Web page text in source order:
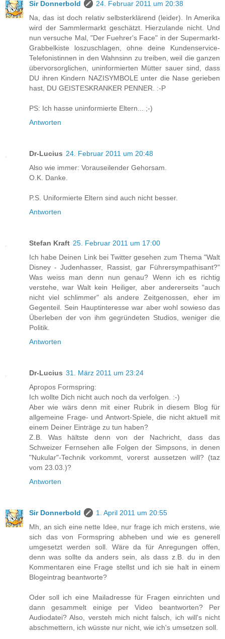
Sir Donnerbold
24. Februar 2011 um 20:38
Na, das ist doch relativ selbsterklärend (leider). In Amerika
wird der Sammlermarkt geschätzt. Hierzulande nicht. Und
nun versuche Mal, "Der Fuehrer's Face" in der Supermarkt-
Grabbelkiste loszuschlagen, ohne deine Kundenservice-
Telefonistinnen in den Wahnsinn zu treiben, weil die ganzen
übervorsorglichen, uninformierten Mütter sauer sind, dass
DU ihren Kindern NAZISYMBOLE unter die Nase gerieben
hast, DU GEISTESKRANKER PENNER. :-P
PS: Ich hasse uninformierte Eltern... ;-)
Antworten
Dr-Lucius 24. Februar 2011 um 20:48
Also wie immer: Vorauseilender Gehorsam.
O.K. Danke.
P.S. Uniformierte Eltern sind auch nicht besser.
Antworten
Stefan Kraft 25. Februar 2011 um 17:00
Ich habe Deinen Link bei Twitter gesehen zum Thema "Walt
Disney - Judenhasser, Rassist, gar Führersympathisant?"
Was weiss man denn nun genau? Wenn ich es richtig
verstehe, war Walt kein Heiliger, aber andererseits "auch
nicht viel schlimmer" als andere Zeitgenossen, eher im
Gegenteil. Sein Hauptinteresse war aber wohl sowieso das
Überleben der von ihm gegründeten Studios, weniger die
Politik.
Antworten
Dr-Lucius 31. März 2011 um 23:24
Apropos Formspring:
Ich wollte Dich nicht auch noch da verfolgen. :-)
Aber wie wärs denn mit einer Rubrik in diesem Blog für
allgemeine Frage- und Antwort-Spiele, die nicht aktuell mit
einem Deiner Einträge zu tun haben?
Z.B. Was hältste denn von der Nachricht, dass das
Schweizer Fernsehen alle Folgen der Simpsons, in denen
"Nukular"-Technik vorkommt, vorerst aussetzen will? (taz
vom 23.03.)?
Antworten
Sir Donnerbold
1. April 2011 um 20:55
Mh, an sich eine nette Idee, nur frage ich mich erstens, wie
sich das von Formspring abheben und wie es generell
umgesetzt werden soll. Wäre da für Anregungen offen,
denn was sollte da anders sein, als dass z.B. du in den
Kommentaren eine Frage stellst und ich sie halt in einem
Blogeintrag beantworte?
Oder soll ich eine Mailadresse für Fragen einrichten und
dann gesammelt einige per Video beantworten? Per
Audiodatei? Also, versteh mich nicht falsch, ich will's nicht
abschmettern, ich wüsste nur nicht, wie ich's umsetzen soll.